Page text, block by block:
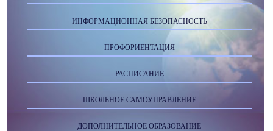
ИНФОРМАЦИОННАЯ БЕЗОПАСНОСТЬ
ПРОФОРИЕНТАЦИЯ
РАСПИСАНИЕ
ШКОЛЬНОЕ САМОУПРАВЛЕНИЕ
ДОПОЛНИТЕЛЬНОЕ ОБРАЗОВАНИЕ